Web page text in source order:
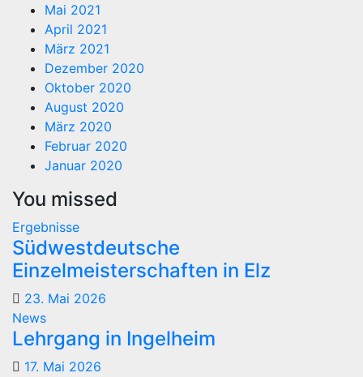
Mai 2021
April 2021
März 2021
Dezember 2020
Oktober 2020
August 2020
März 2020
Februar 2020
Januar 2020
You missed
Ergebnisse
Südwestdeutsche
Einzelmeisterschaften in Elz
23. Mai 2026
News
Lehrgang in Ingelheim
17. Mai 2026